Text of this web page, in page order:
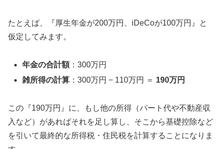
たとえば、『厚生年金が200万円、iDeCoが100万円』と
仮定してみます。
年金の合計額：300万円
雑所得の計算 ：300万円 − 110万円 ＝ 190万円
この『190万円』に、もし他の所得（パート代や不動産収
入など）があればそれを足し算し、そこから基礎控除など
を引いて最終的な所得税・住民税を計算することになりま